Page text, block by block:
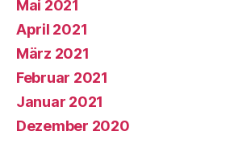
Mai 2021
April 2021
März 2021
Februar 2021
Januar 2021
Dezember 2020